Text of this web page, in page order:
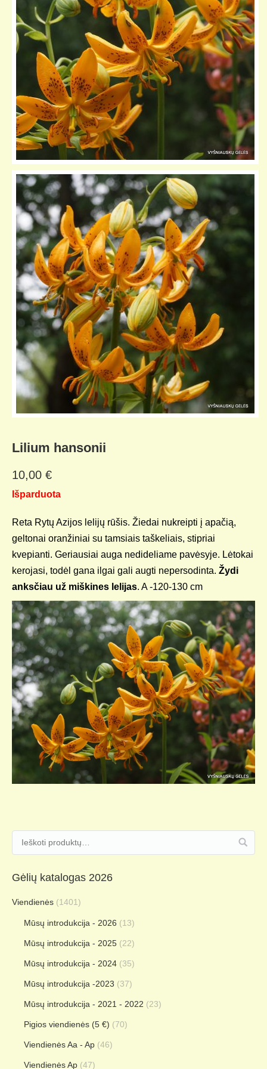
KELIONIŲ GALERIJA
Lilium hansonii
10,00 €
Išparduota
Reta Rytų Azijos lelijų rūšis. Žiedai nukreipti į apačią,
geltonai oranžiniai su tamsiais taškeliais, stipriai
kvepianti. Geriausiai auga nedideliame pavėsyje. Lėtokai
kerojasi, todėl gana ilgai gali augti nepersodinta. Žydi
anksčiau už miškines lelijas. A -120-130 cm
Gėlių katalogas 2026
Viendienės (1401)
Mūsų introdukcija - 2026 (13)
Mūsų introdukcija - 2025 (22)
Mūsų introdukcija - 2024 (35)
Mūsų introdukcija -2023 (37)
Mūsų introdukcija - 2021 - 2022 (23)
Pigios viendienės (5 €) (70)
Viendienės Aa - Ap (46)
Viendienės Ap (47)